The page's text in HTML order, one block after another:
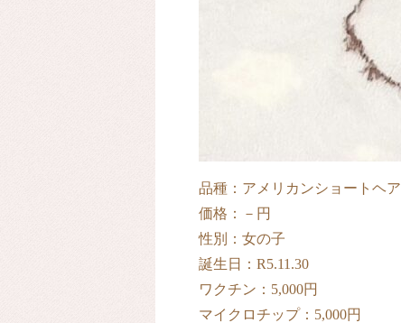
品種：アメリカンショートヘア
価格：－円
性別：女の子
誕生日：R5.11.30
ワクチン：5,000円
マイクロチップ：5,000円